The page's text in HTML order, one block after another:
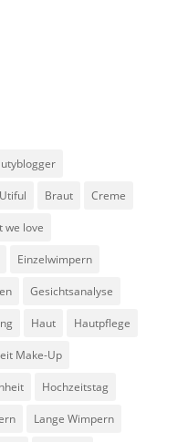
Braut Creme
we love
Einzelwimpern
Gesichtsanalyse
Haut Hautpflege
Make-Up
Hochzeitstag
Lange Wimpern